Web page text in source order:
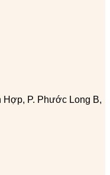
Hợp, P. Phước Long B,